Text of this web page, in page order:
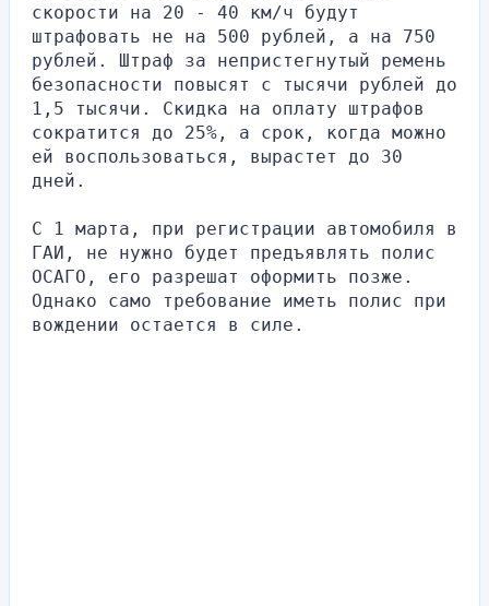
скорости на 20 - 40 км/ч будут
штрафовать не на 500 рублей, а на 750
рублей. Штраф за непристегнутый ремень
безопасности повысят с тысячи рублей до
1,5 тысячи. Скидка на оплату штрафов
сократится до 25%, а срок, когда можно
ей воспользоваться, вырастет до 30
дней.
С 1 марта, при регистрации автомобиля в
ГАИ, не нужно будет предъявлять полис
ОСАГО, его разрешат оформить позже.
Однако само требование иметь полис при
вождении остается в силе.